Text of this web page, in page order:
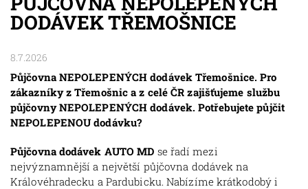
DODÁVEK TŘEMOŠNICE
8.7.2026
Půjčovna NEPOLEPENÝCH dodávek Třemošnice. Pro
zákazníky z Třemošnic a z celé ČR zajišťujeme službu
půjčovny NEPOLEPENÝCH dodávek. Potřebujete půjčit
NEPOLEPENOU dodávku?
Půjčovna dodávek AUTO MD se řadí mezi
nejvýznamnější a největší půjčovna dodávek na
Královéhradecku a Pardubicku. Nabízíme krátkodobý i